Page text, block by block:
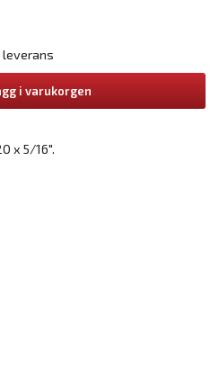
leverans
i varukorgen
x 5/16".